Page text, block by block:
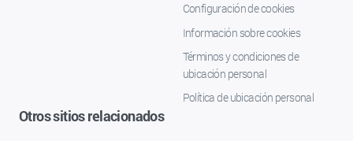
Configuración de cookies
Información sobre cookies
Términos y condiciones de
ubicación personal
Política de ubicación personal
Otros sitios relacionados